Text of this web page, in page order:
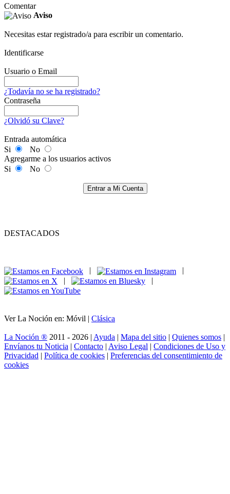
Comentar
Aviso
Necesitas estar registrado/a para escribir un comentario.
Identificarse
Usuario o Email
¿Todavía no se ha registrado?
Contraseña
¿Olvidó su Clave?
Entrada automática
Si
No
Agregarme a los usuarios activos
Si
No
Entrar a Mi Cuenta
DESTACADOS
|
|
Ver La Noción en: Móvil | Clásica
La Noción ® 2011 - 2026 | Ayuda | Mapa del sitio | Quienes somos |
Envíanos tu Noticia | Contacto | Aviso Legal | Condiciones de Uso y
Privacidad | Política de cookies | Preferencias del consentimiento de
cookies